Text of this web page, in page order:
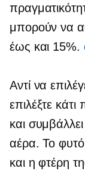
μπορούν να
έως και 15%.
Αντί να
επιλέξτε
και
αέρα. Το
και η φτέρη